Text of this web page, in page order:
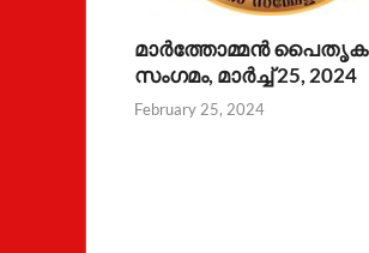
മാര്‍ത്തോമ്മന്‍ പൈതൃക
സംഗമം, മാര്‍ച്ച് 25, 2024
February 25, 2024